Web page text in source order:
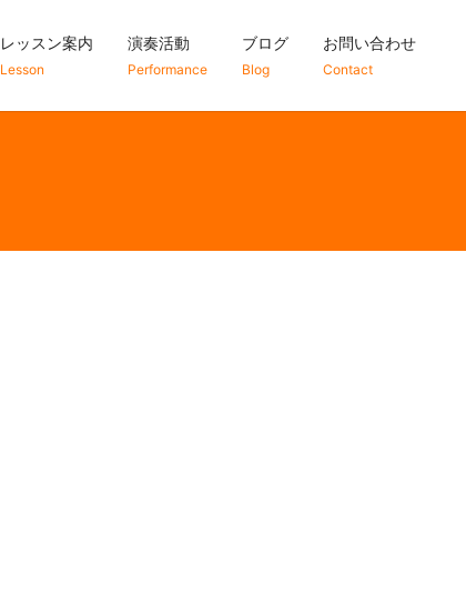
レッスン案内
Lesson
演奏活動
Performance
ブログ
Blog
お問い合わせ
Contact